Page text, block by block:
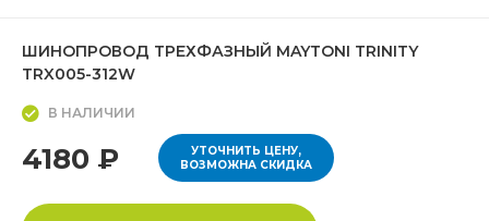
ШИНОПРОВОД ТРЕХФАЗНЫЙ MAYTONI TRINITY
TRX005-312W
В НАЛИЧИИ
4180 ₽
УТОЧНИТЬ ЦЕНУ,
ВОЗМОЖНА СКИДКА